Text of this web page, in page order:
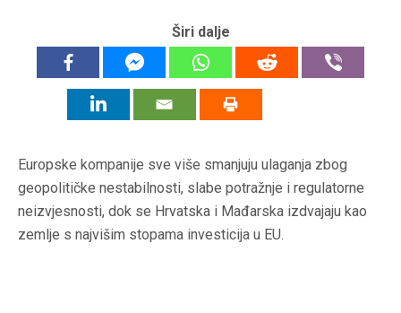
Širi dalje
Europske kompanije sve više smanjuju ulaganja zbog
geopolitičke nestabilnosti, slabe potražnje i regulatorne
neizvjesnosti, dok se Hrvatska i Mađarska izdvajaju kao
zemlje s najvišim stopama investicija u EU.